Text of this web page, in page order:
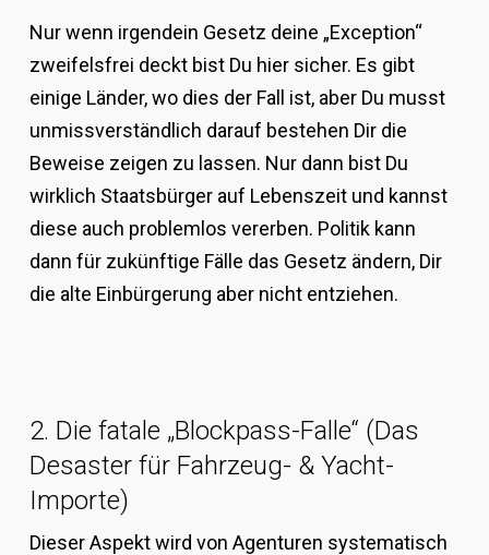
Nur wenn irgendein Gesetz deine „Exception“
zweifelsfrei deckt bist Du hier sicher. Es gibt
einige Länder, wo dies der Fall ist, aber Du musst
unmissverständlich darauf bestehen Dir die
Beweise zeigen zu lassen. Nur dann bist Du
wirklich Staatsbürger auf Lebenszeit und kannst
diese auch problemlos vererben. Politik kann
dann für zukünftige Fälle das Gesetz ändern, Dir
die alte Einbürgerung aber nicht entziehen.
2. Die fatale „Blockpass-Falle“ (Das
Desaster für Fahrzeug- & Yacht-
Importe)
Dieser Aspekt wird von Agenturen systematisch